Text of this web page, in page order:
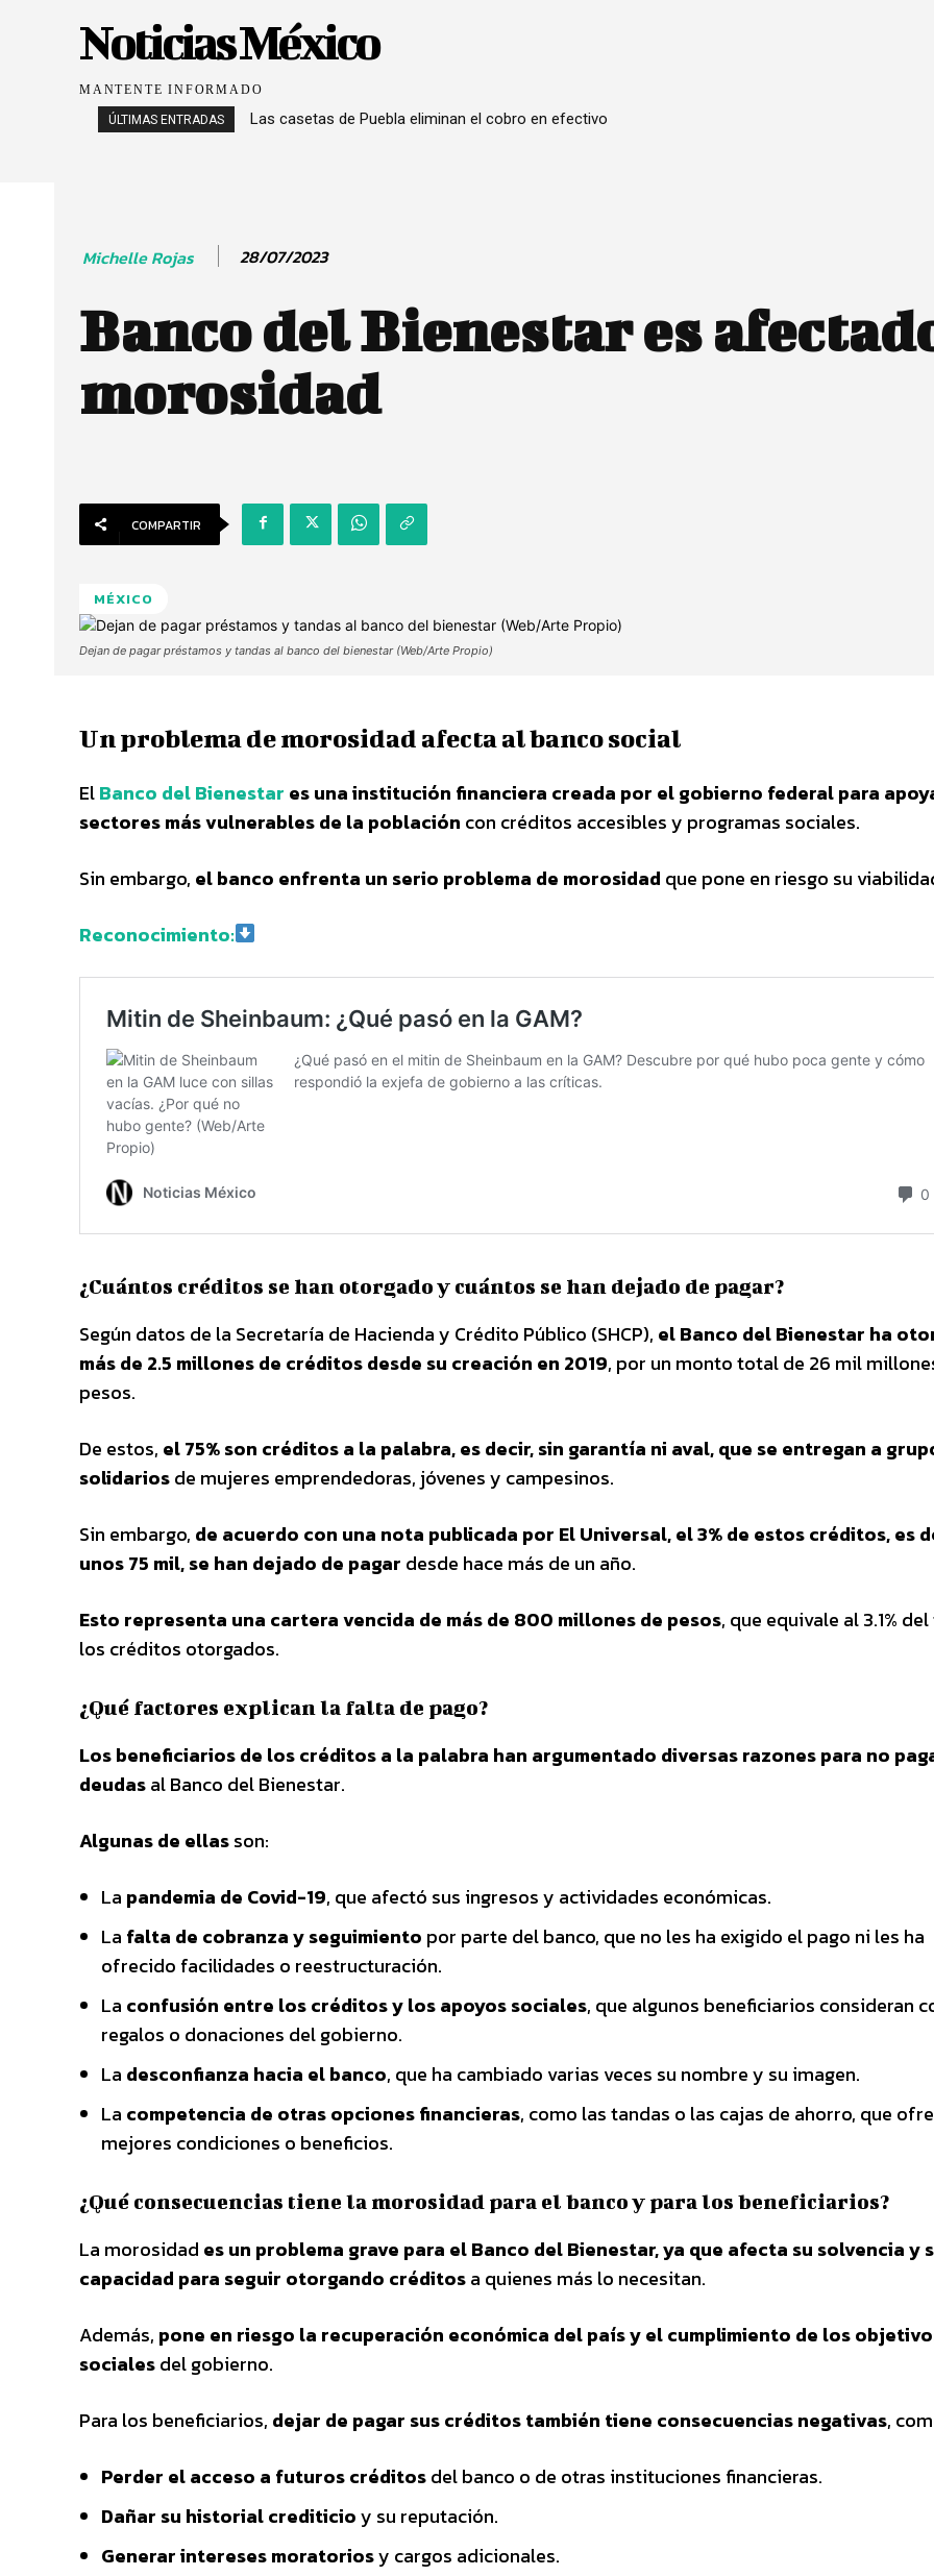
Noticias México
MANTENTE INFORMADO
ÚLTIMAS ENTRADAS Las casetas de Puebla eliminan el cobro en efectivo
Michelle Rojas 28/07/2023
Banco del Bienestar es
morosidad
COMPARTIR
MÉXICO
Dejan de pagar préstamos y tandas al banco del bienestar (Web/Arte Propio)
Un problema de morosidad afecta al banco social
ElBanco del Bienestar es una institución financiera creada por el gobierno federal para
sectores más vulnerables de la población con créditos accesibles y programas sociales.
Sin embargo, el banco enfrenta un serio problema de morosidad que pone en riesgo su
Reconocimiento:
¿Cuántos créditos se han otorgado y cuántos se han dejado de pagar?
Según datos de la Secretaría de Hacienda y Crédito Público (SHCP), el Banco del Bienestar ha
más de 2.5 millones de créditos desde su creación en 2019, por un monto total de 26 mil
pesos.
De estos, el 75% son créditos a la palabra, es decir, sin garantía ni aval, que se entregan a
solidariosde mujeres emprendedoras, jóvenes y campesinos.
Sin embargo, de acuerdo con una nota publicada por El Universal, el 3% de estos créditos, es
unos 75 mil, se han dejado de pagar desde hace más de un año.
Esto representa una cartera vencida de más de 800 millones de pesos, que equivale al 3.1%
los créditos otorgados.
¿Qué factores explican la falta de pago?
Los beneficiarios de los créditos a la palabra han argumentado diversas razones para no
deudasal Banco del Bienestar.
Algunas de ellasson:
La pandemia de Covid-19, que afectó sus ingresos y actividades económicas.
La falta de cobranza y seguimiento por parte del banco, que no les ha exigido el pago ni les ha
ofrecido facilidades o reestructuración.
La confusión entre los créditos y los apoyos sociales, que algunos beneficiarios consideran
regalos o donaciones del gobierno.
La desconfianza hacia el banco, que ha cambiado varias veces su nombre y su imagen.
La competencia de otras opciones financieras, como las tandas o las cajas de ahorro, que
mejores condiciones o beneficios.
¿Qué consecuencias tiene la morosidad para el banco y para los beneficiarios?
La morosidad es un problema grave para el Banco del Bienestar, ya que afecta su solvencia y
capacidad para seguir otorgando créditosa quienes más lo necesitan.
Además, pone en riesgo la recuperación económica del país y el cumplimiento de los
socialesdel gobierno.
Para los beneficiarios, dejar de pagar sus créditos también tiene consecuencias negativas,
Perder el acceso a futuros créditosdel banco o de otras instituciones financieras.
Dañar su historial crediticioy su reputación.
Generar intereses moratoriosy cargos adicionales.